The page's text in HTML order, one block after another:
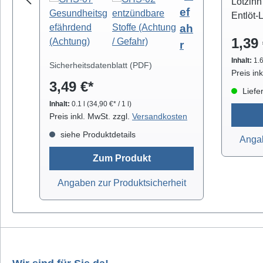
Hochreiner Isopropanol-Alkohol (
99,8% ) eignet sich zur
professionellen Säuberung von
Laufwerkteilen, Gummirollen und
optischen Gläsern. Isopropanol
verdunstet schnell und arbeitet
rückstandsfrei.
ef
ah
r
Sicherheitsdatenblatt (PDF)
3,49 €*
Inhalt: 0.1 l (34,90 €* / 1 l)
Preis inkl. MwSt. zzgl. Versandkosten
siehe Produktdetails
Zum Produkt
Angaben zur Produktsicherheit
mit
Die
breit
breit
1,39
Inhalt:
Preis